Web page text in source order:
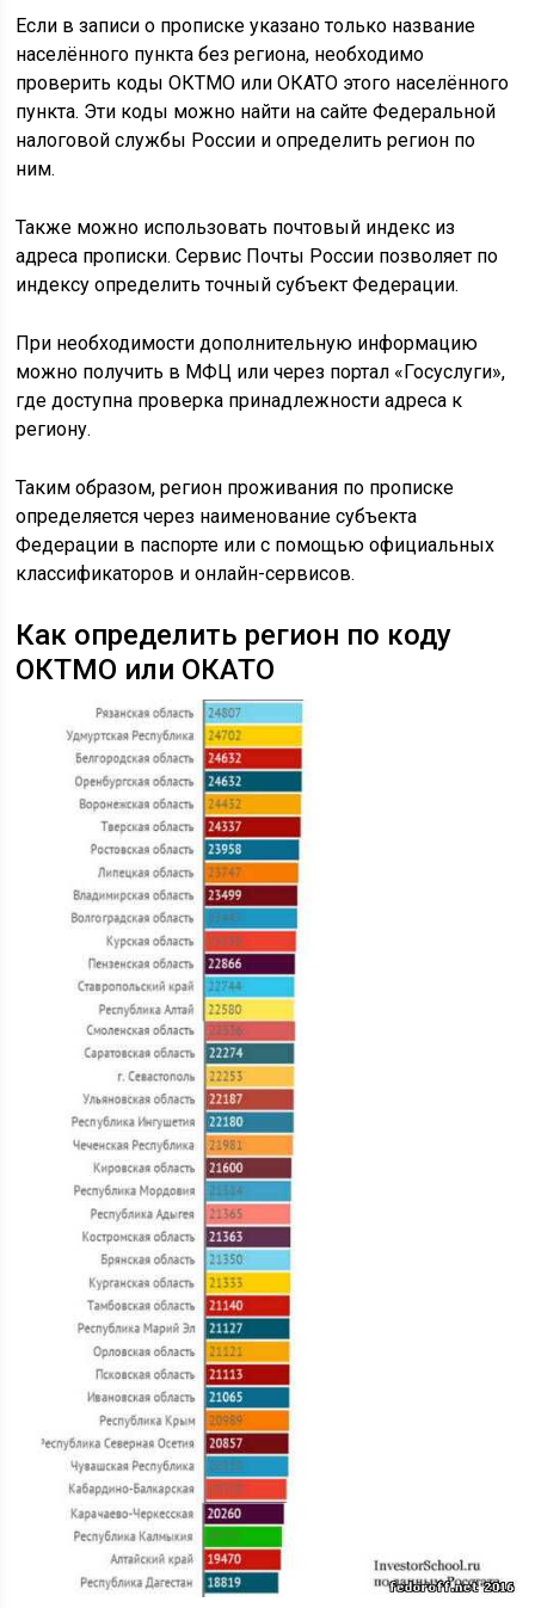
Если в записи о прописке указано только название
населённого пункта без региона, необходимо
проверить коды ОКТМО или ОКАТО этого населённого
пункта. Эти коды можно найти на сайте Федеральной
налоговой службы России и определить регион по
ним.
Также можно использовать почтовый индекс из
адреса прописки. Сервис Почты России позволяет по
индексу определить точный субъект Федерации.
При необходимости дополнительную информацию
можно получить в МФЦ или через портал «Госуслуги»,
где доступна проверка принадлежности адреса к
региону.
Таким образом, регион проживания по прописке
определяется через наименование субъекта
Федерации в паспорте или с помощью официальных
классификаторов и онлайн-сервисов.
Как определить регион по коду
ОКТМО или ОКАТО